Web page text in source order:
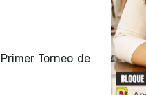
Torneo de